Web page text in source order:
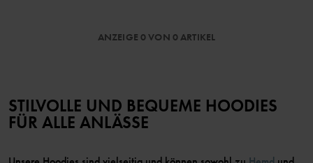
ANZEIGE 0 VON 0 ARTIKEL
STILVOLLE UND BEQUEME HOODIES
FÜR ALLE ANLÄSSE